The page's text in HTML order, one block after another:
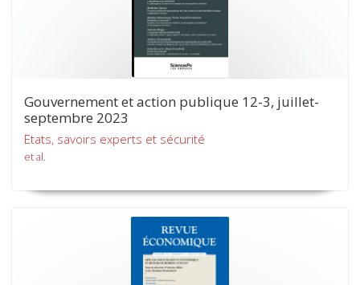
Gouvernement et action publique 12-3, juillet-
septembre 2023
Etats, savoirs experts et sécurité
et al.